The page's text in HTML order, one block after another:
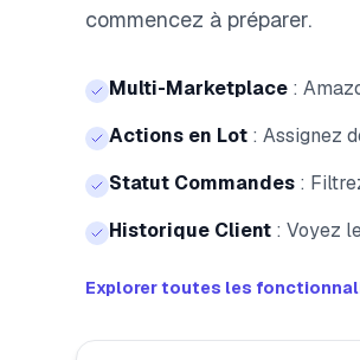
commencez à préparer.
Multi-Marketplace :
Actions en Lot : Assignez
Statut Commandes :
Historique Client : Voyez
Explorer toutes les